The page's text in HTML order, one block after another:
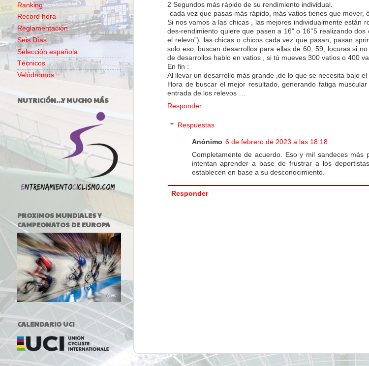
2 Segundos más rápido de su rendimiento individual.
-cada vez que pasas más rápido, más vatios tienes que mover,
Si nos vamos a las chicas , las mejores individualmente están
des-rendimiento quiere que pasen a 16” o 16’’5 realizando
el relevo”). las chicas o chicos cada vez que pasan, pasan
solo eso, buscan desarrollos para ellas de 60, 59, locuras si
de desarrollos hablo en vatios , si tú mueves 300 vatios o 400
En fin :
Al llevar un desarrollo más grande ,de lo que se necesita bajo
Hora de buscar el mejor resultado, generando fatiga
entrada de los relevos …
Responder
Respuestas
Anónimo 6 de febrero de 2023 a las 18:18
Completamente de acuerdo. Eso y mil sandeces
intentan aprender a base de frustrar a los
establecen en base a su desconocimiento.
Responder
Ranking
Record hora
Reglamentación
Seis Días
Selección española
Técnicos
Velódromos
NUTRICIÓN...Y MUCHO MÁS
PROXIMOS MUNDIALES Y
CAMPEONATOS DE EUROPA
CALENDARIO UCI